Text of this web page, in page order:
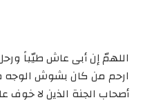
اللهمّ إن أبى عاش طيّباً
ارحم من كان بشوش الوجه
أصحاب الجنة الذين لا خوف